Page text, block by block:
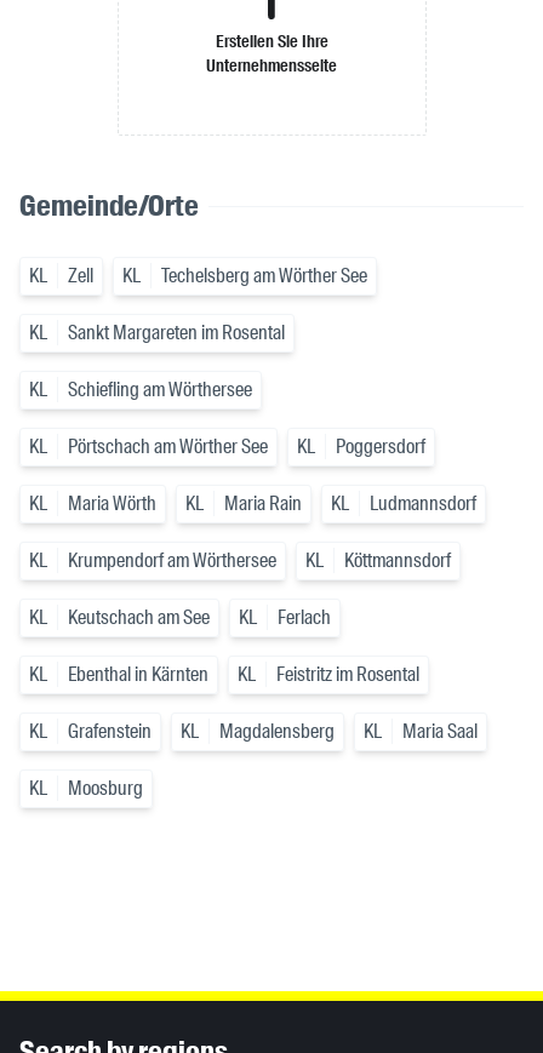
Erstellen Sie Ihre
Unternehmensseite
Gemeinde/Orte
KL Zell KL Techelsberg am Wörther See
KL Sankt Margareten im Rosental
KL Schiefling am Wörthersee
KL Pörtschach am Wörther See KL Poggersdorf
KL Maria Wörth KL Maria Rain KL Ludmannsdorf
KL Krumpendorf am Wörthersee KL Köttmannsdorf
KL Keutschach am See KL Ferlach
KL Ebenthal in Kärnten KL Feistritz im Rosental
KL Grafenstein KL Magdalensberg KL Maria Saal
KL Moosburg